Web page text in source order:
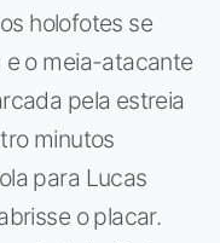
holofotes se
e o meia-atacante
pela estreia
minutos
para Lucas
o placar.